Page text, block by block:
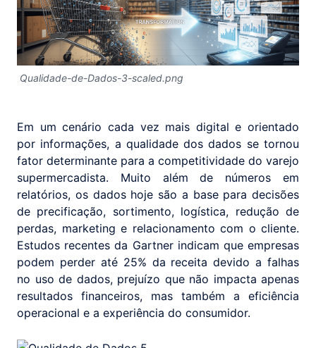
Qualidade-de-Dados-3-scaled.png
Em um cenário cada vez mais digital e orientado
por informações, a qualidade dos dados se tornou
fator determinante para a competitividade do varejo
supermercadista. Muito além de números em
relatórios, os dados hoje são a base para decisões
de precificação, sortimento, logística, redução de
perdas, marketing e relacionamento com o cliente.
Estudos recentes da Gartner indicam que empresas
podem perder até 25% da receita devido a falhas
no uso de dados, prejuízo que não impacta apenas
resultados financeiros, mas também a eficiência
operacional e a experiência do consumidor.